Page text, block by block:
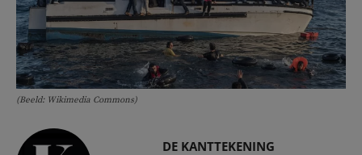
(Beeld: Wikimedia Commons)
DE KANTTEKENING